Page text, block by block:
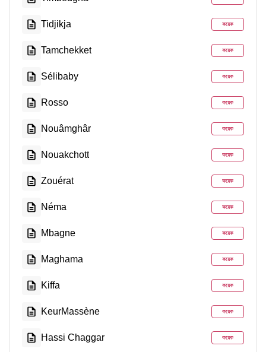
Tidjikja কয়েক
Tamchekket কয়েক
Sélibaby কয়েক
Rosso কয়েক
Nouâmghâr কয়েক
Nouakchott কয়েক
Zouérat কয়েক
Néma কয়েক
Mbagne কয়েক
Maghama কয়েক
Kiffa কয়েক
KeurMassène কয়েক
Hassi Chaggar কয়েক